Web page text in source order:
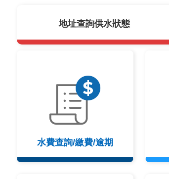
地址查詢供水狀態
水費查詢/繳費/逾期